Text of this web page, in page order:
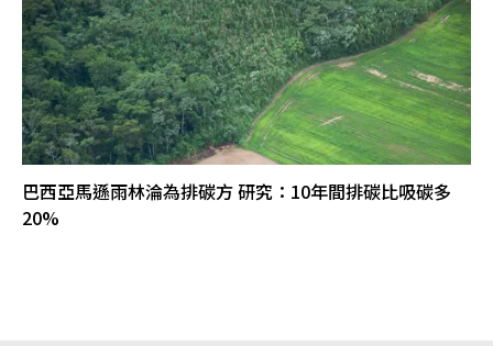
巴西亞馬遜雨林淪為排碳方 研究：10年間排碳比吸碳多
20%